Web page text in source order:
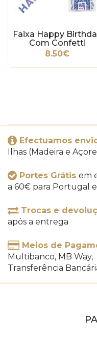
Faixa Happy
Com Confetti
8.50€
Efectuamos
Ilhas (Madeira e
Portes Grátis em
a 60€ para Portugal
Trocas e
após a entrega
Meios de
Multibanco, MB
Transferência